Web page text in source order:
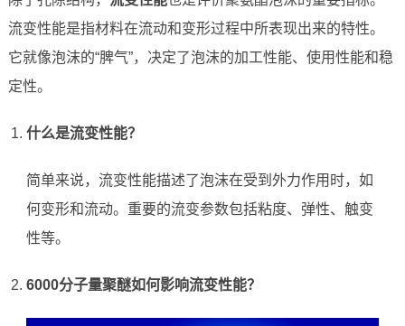
流变性能是指材料在流动和变形过程中所表现出来的特性。
它就像泡沫的“脾气”，决定了泡沫的加工性能、使用性能和稳
定性。
什么是流变性能？
简单来说，流变性能描述了泡沫在受到外力作用时，如
何变形和流动。重要的流变参数包括粘度、弹性、触变
性等。
6000分子量聚醚如何影响流变性能？